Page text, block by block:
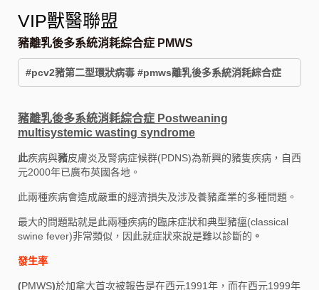
VIP獸醫聯盟
豬離乳後多系統消耗綜合症 PMWS
#pcv2豬第二型環狀病毒 #pmws離乳後多系統消耗綜合症
豬離乳後多系統消耗綜合症 Postweaning
multisystemic wasting syndrome
此疾病與豬皮膚炎及腎病症候群(PDNS)為新興的豬隻疾病，自西
元2000年已廣布英國各地。
此兩種疾病會造成嚴重的經濟損失及涉及養豬產業的多種問題。
最大的問題點就是此兩種疾病的臨床症狀和典型豬瘟(classical
swine fever)非常類似，因此就症狀來說是難以診斷的 。
發生率
(PMWS)於加拿大首次被報告是在西元1991年，而在西元1999年